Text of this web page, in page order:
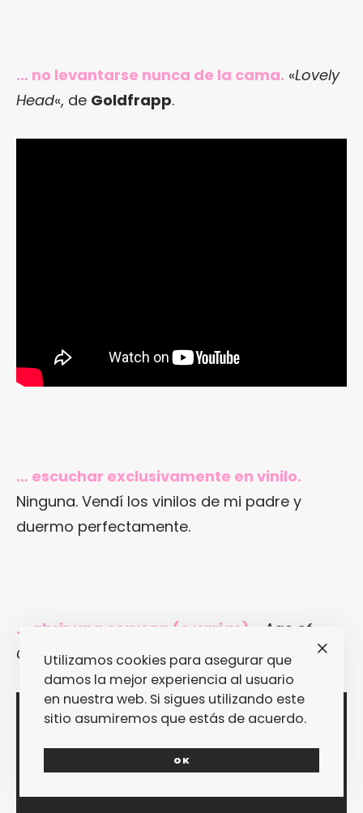
… no levantarse nunca de la cama. «Lovely
Head«, de Goldfrapp.
… escuchar exclusivamente en vinilo.
Ninguna. Vendí los vinilos de mi padre y
duermo perfectamente.
… abrir una cerveza (o varias).
Age of
Consent«, de New Order.
Utilizamos cookies para asegurar que
damos la mejor experiencia al usuario
en nuestra web. Si sigues utilizando este
sitio asumiremos que estás de acuerdo.
OK